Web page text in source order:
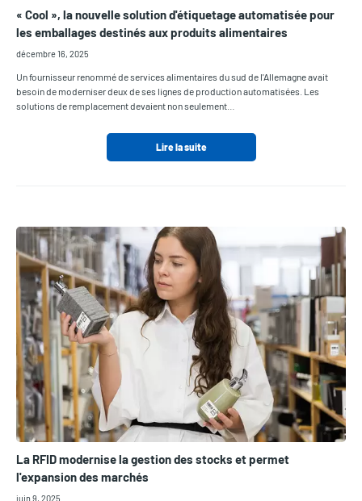
« Cool », la nouvelle solution d'étiquetage automatisée pour
les emballages destinés aux produits alimentaires
décembre 16, 2025
Un fournisseur renommé de services alimentaires du sud de l'Allemagne avait
besoin de moderniser deux de ses lignes de production automatisées. Les
solutions de remplacement devaient non seulement…
Lire la suite
La RFID modernise la gestion des stocks et permet
l'expansion des marchés
juin 9, 2025